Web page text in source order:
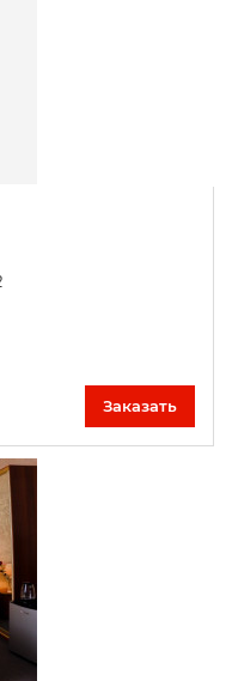
Заказать